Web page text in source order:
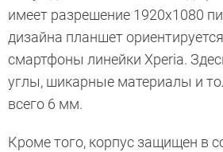
имеет разрешение 1920х1080
дизайна планшет
смартфоны линейки Xperia.
углы, шикарные материалы и
всего 6 мм.
Кроме того, корпус защищен в